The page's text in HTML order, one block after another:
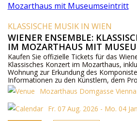
KLASSISCHE MUSIK IN WIEN
WIENER ENSEMBLE:
IM MOZARTHAUS MIT
Kaufen Sie offizielle Tickets für das
Klassisches Konzert im Mozarthaus,
Wohnung zur Erkundung des
Informationen zu den Künstlern, dem
Ticketpreisen besuchen Sie bitte unsere
kontaktieren Sie uns telefonisch.
Mozarthaus Domgasse Vienna
Fr. 07 Aug. 2026 - Mo. 04